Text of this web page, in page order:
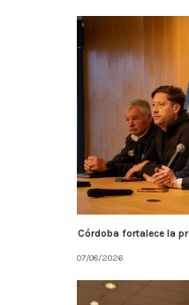
Córdoba fortalece la
07/08/2026